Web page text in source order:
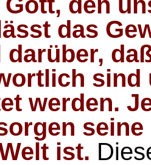
das
darüber,
sind
werden.
ist.